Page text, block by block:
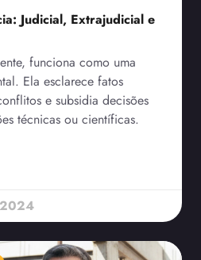
Judicial, Extrajudicial e
funciona como uma
Ela esclarece fatos
e subsidia decisões
técnicas ou científicas.